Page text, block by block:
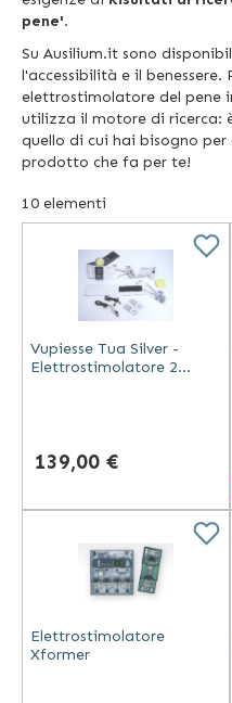
pene'.
Su Ausilium.it sono
l'accessibilità e il benessere.
elettrostimolatore del pene
utilizza il motore di ricerca:
quello di cui hai bisogno per
prodotto che fa per te!
10 elementi
Vupiesse Tua Silver -
Elettrostimolatore 2
139,00 €
Elettrostimolatore
Xformer